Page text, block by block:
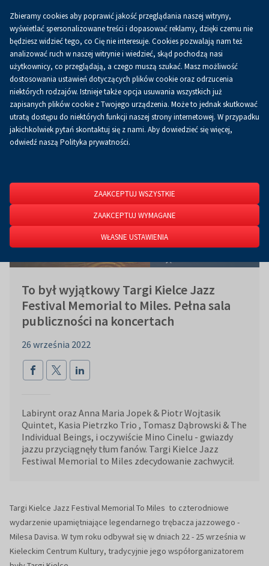
0.00 złKoszykPL
Strona główna O firmie Aktualności
Aktualności
To był wyjątkowy Targi Kielce Jazz
Festival Memorial to Miles. Pełna sala
publiczności na koncertach
26 września 2022
Labirynt oraz Anna Maria Jopek & Piotr Wojtasik
Quintet, Kasia Pietrzko Trio , Tomasz Dąbrowski & The
Individual Beings, i oczywiście Mino Cinelu - gwiazdy
jazzu przyciągnęły tłum fanów. Targi Kielce Jazz
Festiwal Memorial to Miles zdecydowanie zachwycił.
Targi Kielce Jazz Festival Memorial To Miles to czterodniowe
wydarzenie upamiętniające legendarnego trębacza jazzowego -
Milesa Davisa. W tym roku odbywał się w dniach 22 - 25 września w
Kieleckim Centrum Kultury, tradycyjnie jego współorganizatorem
Zbieramy cookies aby poprawić jakość przeglądania naszej witryny,
wyświetlać spersonalizowane treści i dopasować reklamy, dzięki czemu nie
będziesz widzieć tego, co Cię nie interesuje. Cookies pozwalają nam też
analizować ruch w naszej witrynie i wiedzieć, skąd pochodzą nasi
użytkownicy, co przeglądają, a czego muszą szukać. Masz możliwość
dostosowania ustawień dotyczących plików cookie oraz odrzucenia
niektórych rodzajów. Istnieje także opcja usuwania wszystkich już
zapisanych plików cookie z Twojego urządzenia. Może to jednak skutkować
utratą dostępu do niektórych funkcji naszej strony internetowej. W przypadku
jakichkolwiek pytań skontaktuj się z nami. Aby dowiedzieć się więcej,
odwiedź naszą Polityka prywatności.
ZAAKCEPTUJ WSZYSTKIE
ZAAKCEPTUJ WYMAGANE
WŁASNE USTAWIENIA